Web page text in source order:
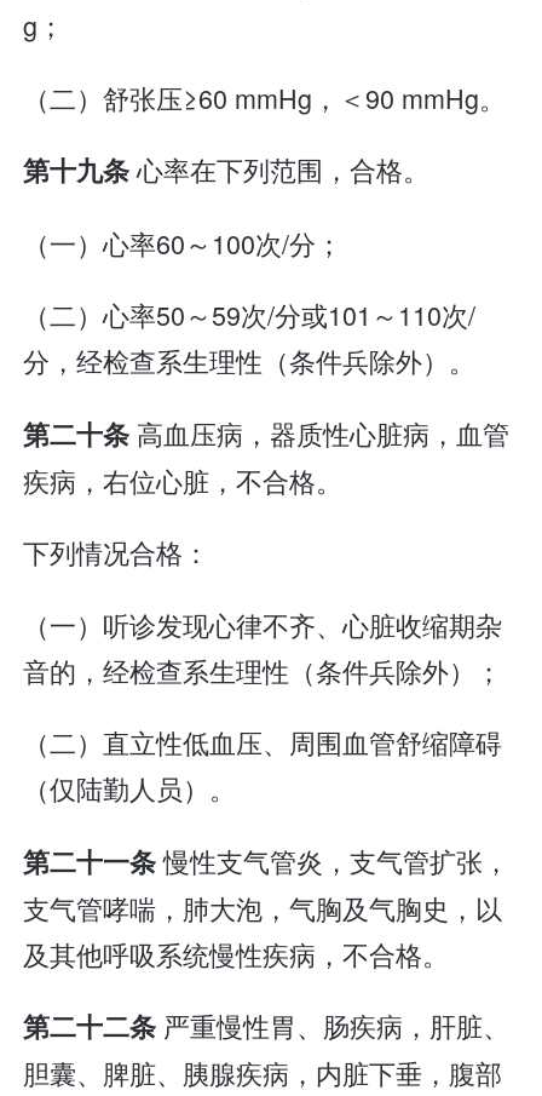
g；
（二）舒张压≥60 mmHg，＜90 mmHg。
第十九条心率在下列范围，合格。
（一）心率60～100次/分；
（二）心率50～59次/分或101～110次/
分，经检查系生理性（条件兵除外）。
第二十条 高血压病，器质性心脏病，血管
疾病，右位心脏，不合格。
下列情况合格：
（一）听诊发现心律不齐、心脏收缩期杂
音的，经检查系生理性（条件兵除外）；
（二）直立性低血压、周围血管舒缩障碍
（仅陆勤人员）。
第二十一条慢性支气管炎，支气管扩张，
支气管哮喘，肺大泡，气胸及气胸史，以
及其他呼吸系统慢性疾病，不合格。
第二十二条 严重慢性胃、肠疾病，肝脏、
胆囊、脾脏、胰腺疾病，内脏下垂，腹部